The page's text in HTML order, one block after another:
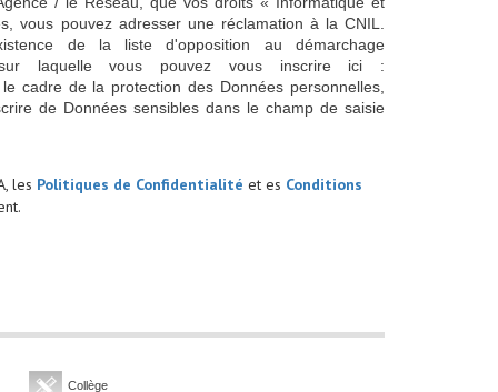
vous pouvez adresser une réclamation à la CNIL.
de la liste d'opposition au démarchage
laquelle vous pouvez vous inscrire ici :
cadre de la protection des Données personnelles,
de Données sensibles dans le champ de saisie
les Politiques de Confidentialité et es Conditions
Collège